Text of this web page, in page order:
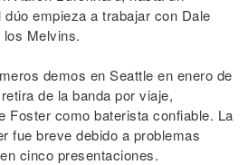
empieza a trabajar con Dale
Melvins.
demos en Seattle en enero de
de la banda por viaje,
Foster como baterista confiable. La
fue breve debido a problemas
cinco presentaciones.